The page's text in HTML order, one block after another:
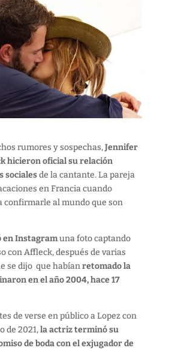
rumores y sospechas,Jennifer
hicieron oficial su relación
socialesde la cantante. La pareja
en Francia cuando
confirmarle al mundo que son
en Instagramuna foto captando
con Affleck, después de varias
se dijo que habíanretomado la
en el año 2004, hace 17
de verse en público a Lopez con
de 2021,la actriz terminó su
de boda con el exjugador de